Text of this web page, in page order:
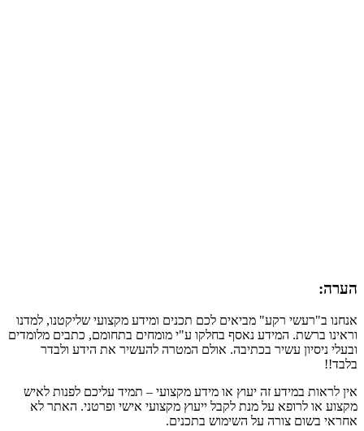
הערה:
אנחנו ב"רעשי רקע" מביאים לכם תכנים ומידע מקצועי שליקטנו, למדנו
וראינו ברשת. המידע נאסף בחלקו ע"י מומחים בתחומם, כתבים מלומדים
ובעלי ניסיון עשיר בכתיבה. אולם המטרה להעשיר את הידע ולבדר
בלבד!!
אין לראות במידע זה יעוץ או מידע מקצועי – תמיד עליכם לפנות לאיש
מקצוע או לרופא על מנת לקבל ייעוץ מקצועי אישי ופרטני. האתר לא
אחראי בשום צורה על השימוש בתכנים.